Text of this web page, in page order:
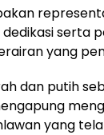
serta
yang
dan putih
yang